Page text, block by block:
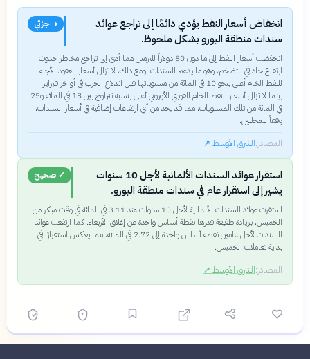
انخفاض أسعار النفط يؤدي دائمًا إلى تراجع عوائد
سندات منطقة اليورو بشكل ملحوظ.
◑ جزئي
انخفضت أسعار النفط إلى ما دون 80 دولاراً للبرميل مما أدى إلى تراجع مخاطر حدوث
ارتفاع حاد في التضخم، وهو ما يدعم السندات. ومع ذلك، لا تزال أسعار العقود الآجلة
للنفط الخام أعلى بنحو 10 في المائة من مستوياتها قبل اندلاع الحرب في أواخر فبراير،
بينما لا تزال أسعار النفط الخام الفوري الأوروبي أعلى بنسبة تتراوح بين 18 في المائة و25
في المائة من تلك المستويات، مما قد يحد من أي ارتفاعات إضافية في أسعار السندات،
وفقاً للمحللين.
المصادر:الشرق الأوسط ↗
استقرار عوائد السندات الألمانية لأجل 10 سنوات
يشير إلى استقرار عام في سندات منطقة اليورو.
✓ صحيح
استقرت عوائد السندات الألمانية لأجل 10 سنوات عند 3.11 في المائة في وقت مبكر من
الخميس، بزيادة طفيفة قدرها نقطة أساس واحدة عن إغلاق الأربعاء. كما ارتفعت عوائد
السندات لأجل عامين نقطة أساس واحدة إلى 2.72 في المائة، مما يعكس استقرارًا في
بداية تعاملات الخميس.
المصادر:الشرق الأوسط ↗